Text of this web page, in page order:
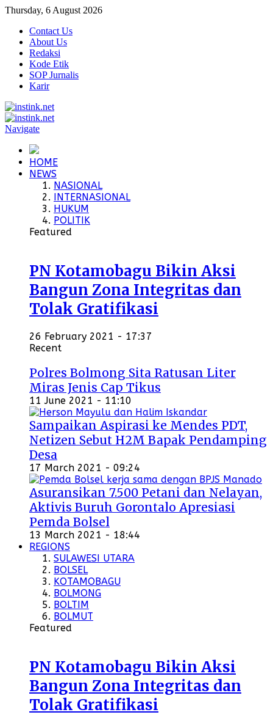
Thursday, 6 August 2026
Contact Us
About Us
Redaksi
Kode Etik
SOP Jurnalis
Karir
Navigate
HOME
NEWS
NASIONAL
INTERNASIONAL
HUKUM
POLITIK
Featured
PN Kotamobagu Bikin Aksi
Bangun Zona Integritas dan
Tolak Gratifikasi
26 February 2021 - 17:37
Recent
Polres Bolmong Sita Ratusan Liter
Miras Jenis Cap Tikus
11 June 2021 - 11:10
Sampaikan Aspirasi ke Mendes PDT,
Netizen Sebut H2M Bapak Pendamping
Desa
17 March 2021 - 09:24
Asuransikan 7.500 Petani dan Nelayan,
Aktivis Buruh Gorontalo Apresiasi
Pemda Bolsel
13 March 2021 - 18:44
REGIONS
SULAWESI UTARA
BOLSEL
KOTAMOBAGU
BOLMONG
BOLTIM
BOLMUT
Featured
PN Kotamobagu Bikin Aksi
Bangun Zona Integritas dan
Tolak Gratifikasi